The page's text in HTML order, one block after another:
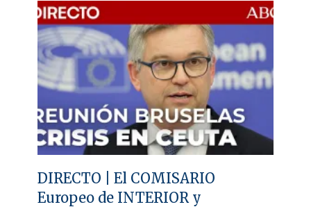
DIRECTO | El COMISARIO
Europeo de INTERIOR y